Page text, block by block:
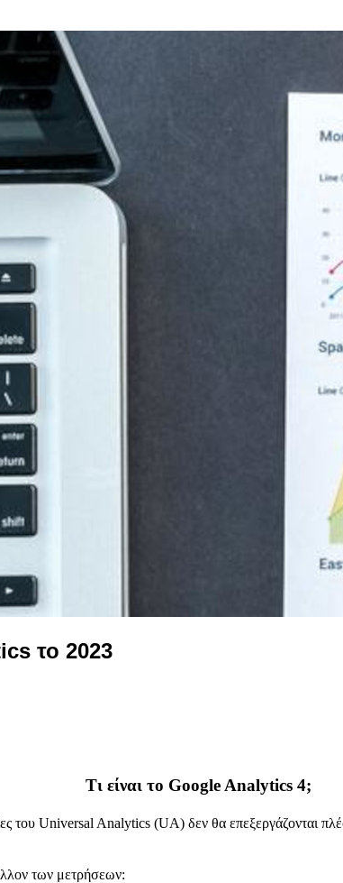
το 2023
Τι είναι το Google Analytics 4;
του Universal Analytics (UA) δεν θα επεξεργάζονται
των μετρήσεων: